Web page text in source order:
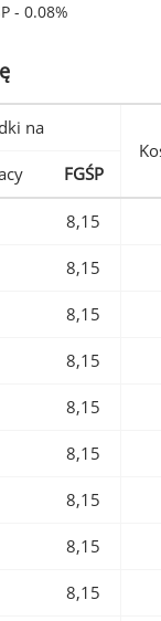
- 0.08%
na
FGŚP
8,15
8,15
8,15
8,15
8,15
8,15
8,15
8,15
8,15